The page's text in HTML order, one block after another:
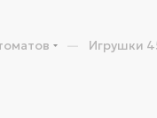
— Игрушки